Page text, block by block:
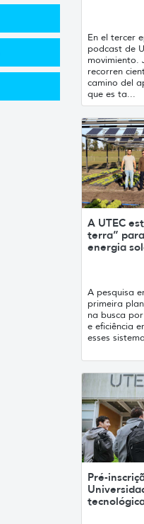
En el tercer
podcast de
movimiento.
recorren
camino del
que es ta...
A UTEC
terra”
energia
A pesquisa
primeira
na busca
e eficiência
esses
Pré-